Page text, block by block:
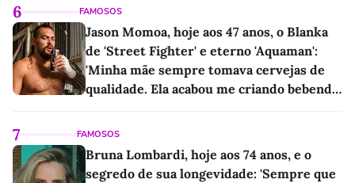
6 FAMOSOS
Jason Momoa, hoje aos 47 anos, o Blanka
de 'Street Fighter' e eterno 'Aquaman':
'Minha mãe sempre tomava cervejas de
qualidade. Ela acabou me criando bebendo
7 FAMOSOS
Bruna Lombardi, hoje aos 74 anos, e o
segredo de sua longevidade: 'Sempre que